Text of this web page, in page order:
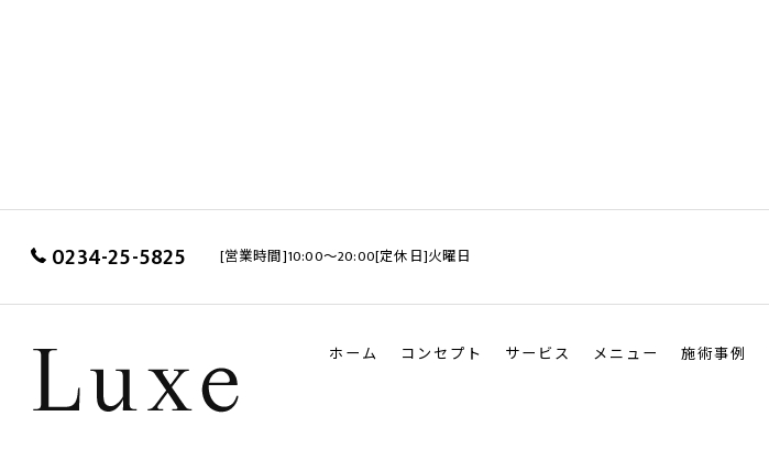
0234-25-5825 [営業時間]10:00～20:00[定休日]火曜日
ホーム コンセプト サービス メニュー 施術事例